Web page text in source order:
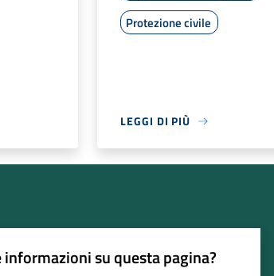
Protezione civile
LEGGI DI PIÙ
su questa pagina?